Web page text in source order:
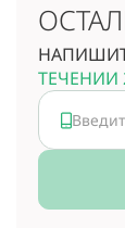
ТЕЧЕНИИ